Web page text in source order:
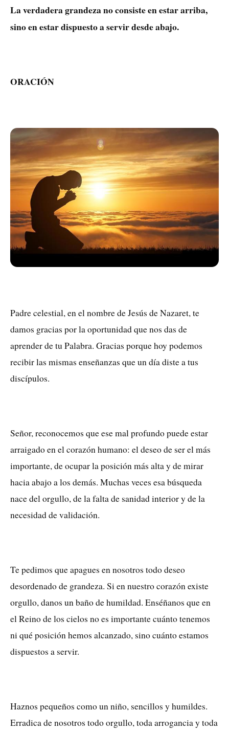
La verdadera grandeza no consiste en estar arriba,
sino en estar dispuesto a servir desde abajo.
ORACIÓN
Padre celestial, en el nombre de Jesús de Nazaret, te
damos gracias por la oportunidad que nos das de
aprender de tu Palabra. Gracias porque hoy podemos
recibir las mismas enseñanzas que un día diste a tus
discípulos.
Señor, reconocemos que ese mal profundo puede estar
arraigado en el corazón humano: el deseo de ser el más
importante, de ocupar la posición más alta y de mirar
hacia abajo a los demás. Muchas veces esa búsqueda
nace del orgullo, de la falta de sanidad interior y de la
necesidad de validación.
Te pedimos que apagues en nosotros todo deseo
desordenado de grandeza. Si en nuestro corazón existe
orgullo, danos un baño de humildad. Enséñanos que en
el Reino de los cielos no es importante cuánto tenemos
ni qué posición hemos alcanzado, sino cuánto estamos
dispuestos a servir.
Haznos pequeños como un niño, sencillos y humildes.
Erradica de nosotros todo orgullo, toda arrogancia y toda